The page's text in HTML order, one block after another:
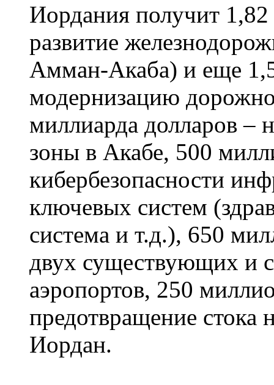
Иордания получит
развитие
Амман-Акаба) и еще
модернизацию
миллиарда долларов –
зоны в Акабе, 500
кибербезопасности
ключевых систем
система и т.д.), 650
двух существующих и
аэропортов, 250
предотвращение
Иордан.